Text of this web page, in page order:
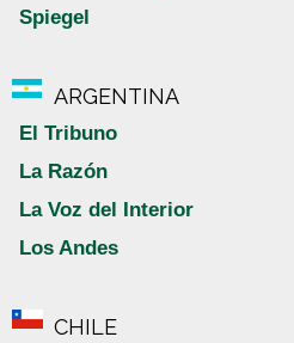
Spiegel
ARGENTINA
El Tribuno
La Razón
La Voz del Interior
Los Andes
CHILE